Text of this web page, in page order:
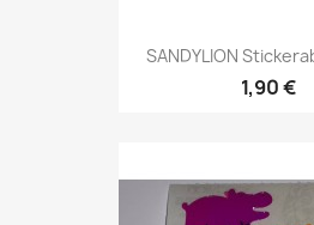
SANDYLION
1,90 €